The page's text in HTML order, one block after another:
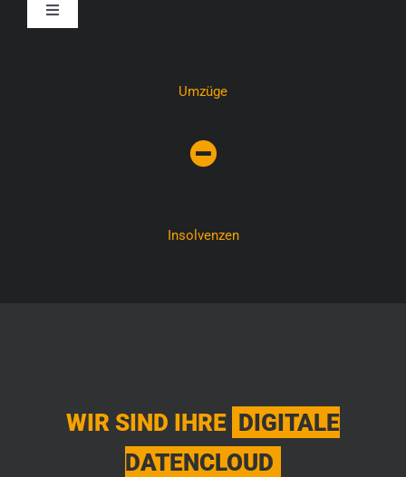
Toggle
Umzüge
Insolvenzen
WIR SIND IHRE DIGITALE
DATENCLOUD